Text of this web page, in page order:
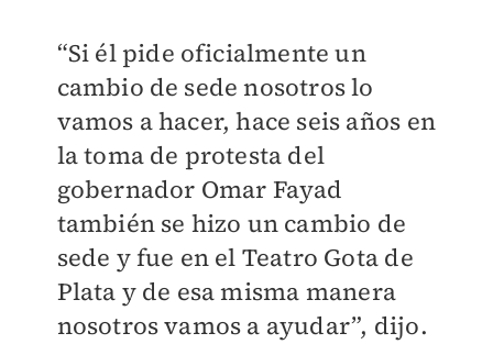
“Si él pide oficialmente un
cambio de sede nosotros lo
vamos a hacer, hace seis años en
la toma de protesta del
gobernador Omar Fayad
también se hizo un cambio de
sede y fue en el Teatro Gota de
Plata y de esa misma manera
nosotros vamos a ayudar”, dijo.